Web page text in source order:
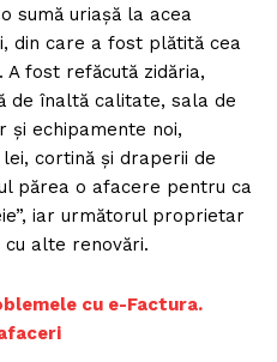
sumă uriașă la acea
din care a fost plătită cea
fost refăcută zidăria,
de înaltă calitate, sala de
și echipamente noi,
cortină și draperii de
părea o afacere pentru ca
iar următorul proprietar
cu alte renovări.
cu e-Factura.